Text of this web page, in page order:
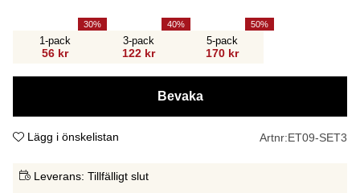
1-pack
56 kr
30
3-pack
122 kr
40
5-pack
170 kr
50
Bevaka
Lägg i önskelistan Artnr:ET09-SET3
Leverans: Tillfälligt slut